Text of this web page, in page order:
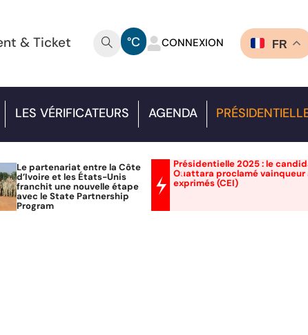
& Ticket °C CONNEXION FR
LES VÉRIFICATEURS AGENDA
Le partenariat entre la Côte
d’Ivoire et les États-Unis
franchit une nouvelle étape
avec le State Partnership
Program
Présidentielle 2025 : le
Ouattara proclamé vainqueur
exprimés (CEI)